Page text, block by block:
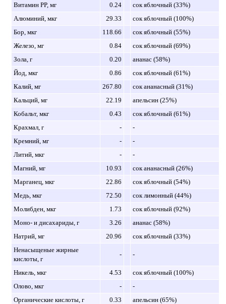
Витамин PP, мг
0.24
сок яблочный (33%)
Алюминий, мкг
29.33
сок яблочный (100%)
Бор, мкг
118.66
сок яблочный (55%)
Железо, мг
0.84
сок яблочный (69%)
Зола, г
0.20
ананас (58%)
Йод, мкг
0.86
сок яблочный (61%)
Калий, мг
267.80
сок ананасный (31%)
Кальций, мг
22.19
апельсин (25%)
Кобальт, мкг
0.43
сок яблочный (61%)
Крахмал, г
-
-
Кремний, мг
-
-
Литий, мкг
-
-
Магний, мг
10.93
сок ананасный (26%)
Марганец, мкг
22.86
сок яблочный (54%)
Медь, мкг
72.50
сок лимонный (44%)
Молибден, мкг
1.73
сок яблочный (92%)
Моно- и дисахариды, г
3.26
ананас (58%)
Натрий, мг
20.96
сок яблочный (33%)
Ненасыщеные жирные
кислоты, г
- -
Никель, мкг 4.53
сок яблочный (100%)
Олово, мкг
-
-
Органические кислоты, г
0.33
апельсин (65%)